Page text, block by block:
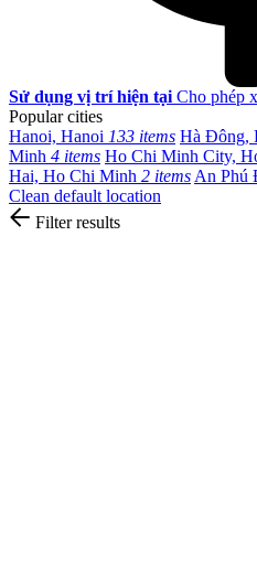
Sử dụng vị trí hiện tại Cho phép
Popular cities
Hanoi, Hanoi 133 items Hà Đông,
Minh 4 items Ho Chi Minh City,
Hai, Ho Chi Minh 2 items An Phú
Clean default location
Filter results